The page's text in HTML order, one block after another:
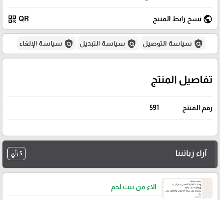
public نسخ رابط المنتج QR
qr_code
policy سياسة التوصيل policy سياسة التبديل policy سياسة الإلغاء
تفاصيل المنتج
رقم المنتج 591
آراء زبائننا 5 رأي
الاء من بيت لحم